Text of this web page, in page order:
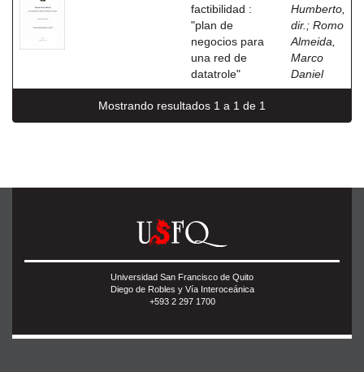
factibilidad :
"plan de
negocios para
una red de
datatrole"
Humberto,
dir. ; Romo
Almeida,
Marco
Daniel
Mostrando resultados 1 a 1 de 1
Universidad San Francisco de Quito
Diego de Robles y Vía Interoceánica
+593 2 297 1700